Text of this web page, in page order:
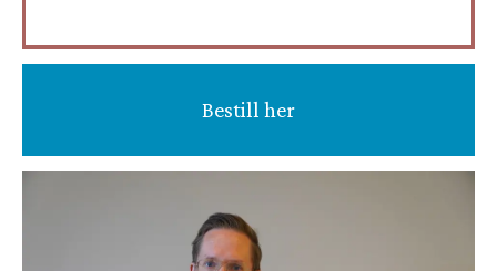
Bestill her